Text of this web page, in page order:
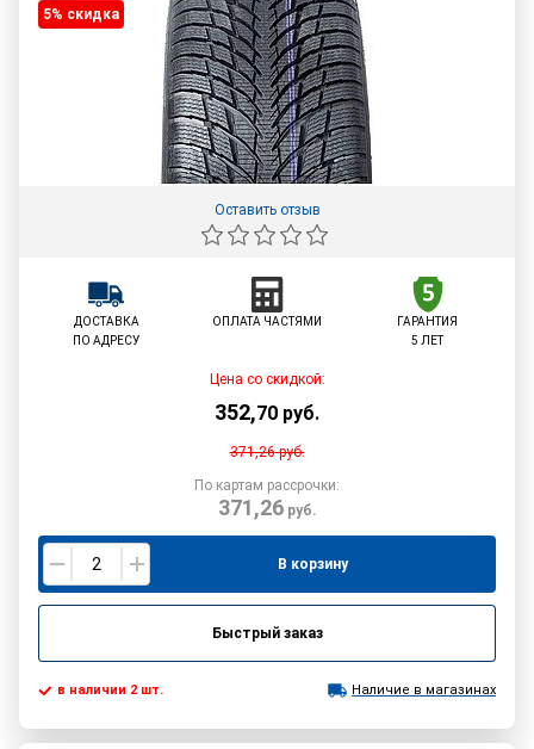
5% cкидка
Оставить отзыв
ДОСТАВКА
ПО АДРЕСУ
ОПЛАТА ЧАСТЯМИ
ГАРАНТИЯ
5 ЛЕТ
Цена со скидкой:
352,70 руб.
371,26руб.
По картам рассрочки:
371,26руб.
В корзину
Быстрый заказ
в наличии 2 шт. Наличие в магазинах